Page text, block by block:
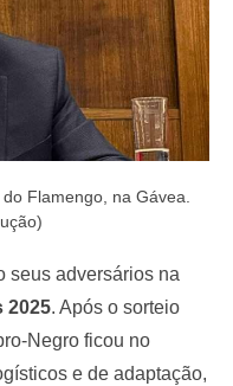
Flamengo, na Gávea.
seus adversários na
2025. Após o sorteio
Negro ficou no
e de adaptação,